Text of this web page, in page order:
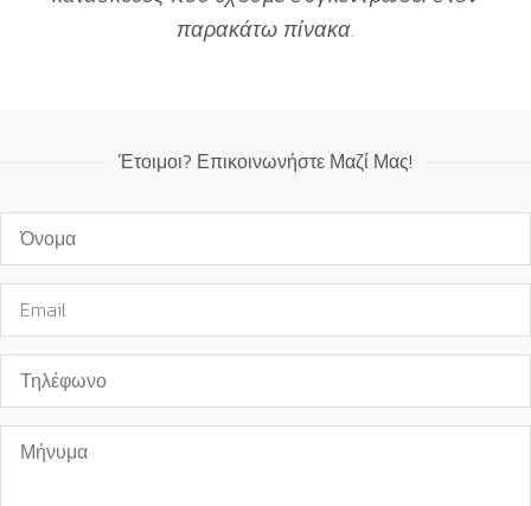
παρακάτω πίνακα.
Έτοιμοι? Επικοινωνήστε Μαζί Μας!
Όνομα*
Email*
Τηλέφωνο
Μήνυμα